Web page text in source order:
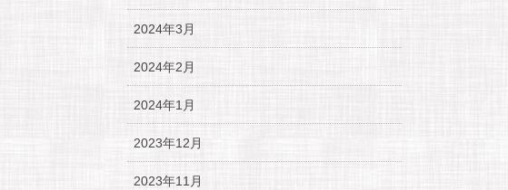
2024年3月
2024年2月
2024年1月
2023年12月
2023年11月